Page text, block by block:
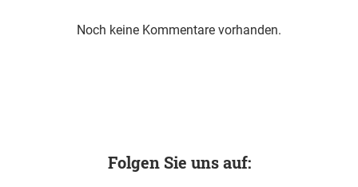
Noch keine Kommentare vorhanden.
Folgen Sie uns auf: